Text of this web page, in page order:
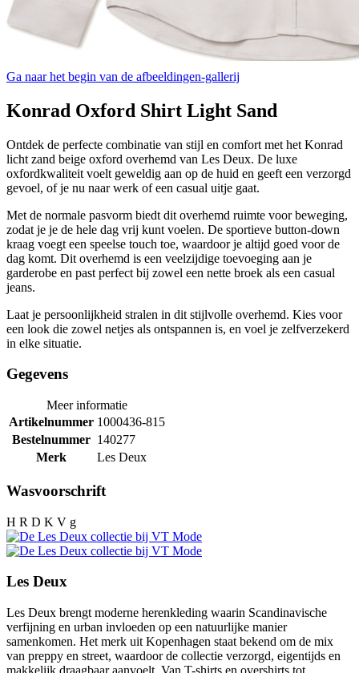
Ga naar het begin van de afbeeldingen-gallerij
Konrad Oxford Shirt Light Sand
Ontdek de perfecte combinatie van stijl en comfort met het Konrad
licht zand beige oxford overhemd van Les Deux. De luxe
oxfordkwaliteit voelt geweldig aan op de huid en geeft een verzorgd
gevoel, of je nu naar werk of een casual uitje gaat.
Met de normale pasvorm biedt dit overhemd ruimte voor beweging,
zodat je je de hele dag vrij kunt voelen. De sportieve button-down
kraag voegt een speelse touch toe, waardoor je altijd goed voor de
dag komt. Dit overhemd is een veelzijdige toevoeging aan je
garderobe en past perfect bij zowel een nette broek als een casual
jeans.
Laat je persoonlijkheid stralen in dit stijlvolle overhemd. Kies voor
een look die zowel netjes als ontspannen is, en voel je zelfverzekerd
in elke situatie.
Gegevens
Meer informatie
Artikelnummer 1000436-815
Bestelnummer 140277
Merk
Les Deux
Wasvoorschrift
H R D K V g
Les Deux
Les Deux brengt moderne herenkleding waarin Scandinavische
verfijning en urban invloeden op een natuurlijke manier
samenkomen. Het merk uit Kopenhagen staat bekend om de mix
van preppy en street, waardoor de collectie verzorgd, eigentijds en
makkelijk draagbaar aanvoelt. Van T-shirts en overshirts tot